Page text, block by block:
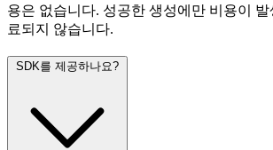
용은 없습니다. 성공한 생성에만 비용이
료되지 않습니다.
SDK를 제공하나요?